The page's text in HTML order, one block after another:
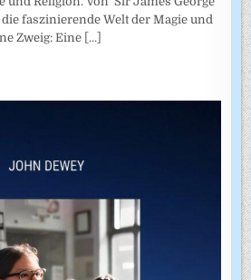
faszinierende Welt der Magie und
Zweig: Eine [...]